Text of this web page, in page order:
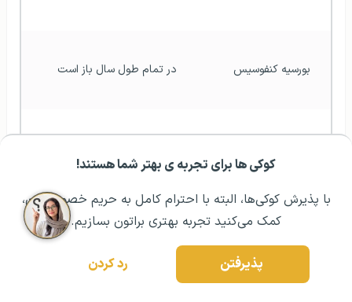
کوکی ها برای تجربه ی بهتر شما هستند!
با پذیرش کوکی‌ها، البته با احترام کامل به حریم خصوصیتون،
کمک می‌کنید تجربه بهتری براتون بسازیم.
پذیرفتن رد کردن
مشــاوره اولیه رایگان: ۰۲۱ ۴۳۰۰۰ ۰۲۱ رزرو مشاوره تخصصی
بورسیه کنفوسیس در تمام طول سال باز است
زمان درخواست بورسیه های تحصیلی چین
افراد واجد شرایط برای دریافت بورسیه‌های کشور